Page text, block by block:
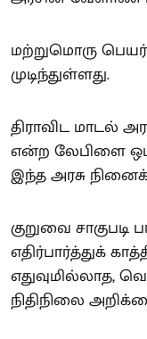
மற்றுமொரு
முடிந்துள்ளது.
திராவிட மாடல்
என்ற லேபிளை
இந்த அரசு
குறுவை
எதிர்பார்த்துக்
எதுவுமில்லாத,
நிதிநிலை